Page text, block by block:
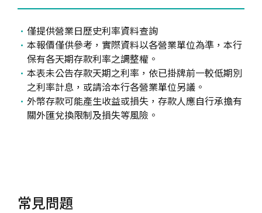
僅提供營業日歷史利率資料查詢
本報價僅供參考，實際資料以各營業單位為準，本行
保有各天期存款利率之調整權。
本表未公告存款天期之利率，依已掛牌前一較低期別
之利率計息，或請洽本行各營業單位另議。
外幣存款可能產生收益或損失，存款人應自行承擔有
關外匯兌換限制及損失等風險。
常見問題